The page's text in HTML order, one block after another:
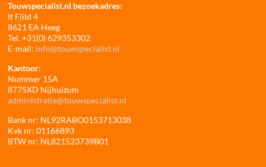
Touwspecialist.nl bezoekadres:
It Fjild 4
8621 EA Heeg
Tel. +31(0) 629353302
E-mail: info@touwspecialist.nl
Kantoor:
Nummer 15A
8775XD Nijhuizum
administratie@touwspecialist.nl
Bank nr: NL92RABO0153713038
Kvk nr: 01166893
BTW nr: NL821523739B01